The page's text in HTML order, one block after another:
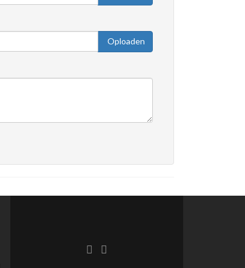
Oploaden